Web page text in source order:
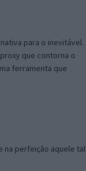
para o inevitável.
que contorna o
ferramenta que
na perfeição aquele tal